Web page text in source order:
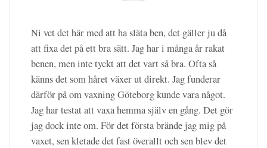
Ni vet det här med att ha släta ben, det gäller ju då
att fixa det på ett bra sätt. Jag har i många år rakat
benen, men inte tyckt att det vart så bra. Ofta så
känns det som håret växer ut direkt. Jag funderar
därför på om vaxning Göteborg kunde vara något.
Jag har testat att vaxa hemma själv en gång. Det gör
jag dock inte om. För det första brände jag mig på
vaxet, sen kletade det fast överallt och sen blev det